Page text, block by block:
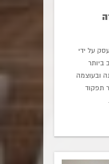
על ידי
ביותר
ובעוצמה
תפקוד